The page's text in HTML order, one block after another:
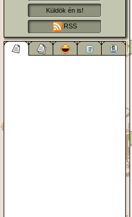
Küldök én is!
RSS